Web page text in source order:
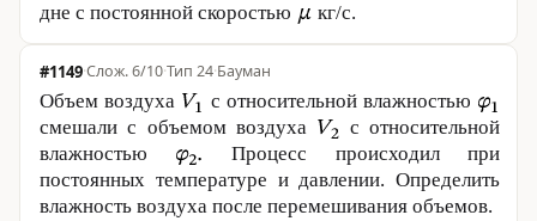
дне с постоянной скоростью
кг/с.
#1149· 6/10·Тип 24·Бауман
Объем воздуха
с относительной влажностью
смешали с объемом воздуха
с относительной
влажностью
Процесс происходил при
постоянных температуре и давлении. Определить
влажность воздуха после перемешивания объемов.